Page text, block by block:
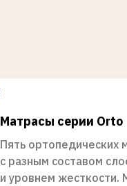
Матрасы серии Orto
Пять ортопедических
с разным составом
и уровнем жесткости.